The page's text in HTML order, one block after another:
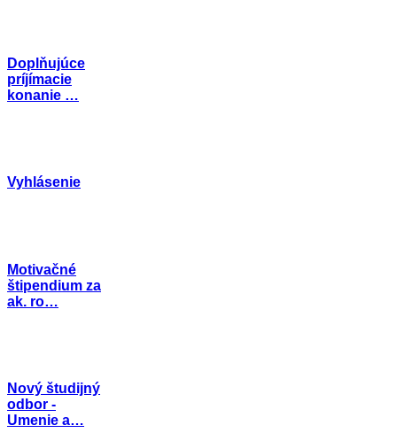
Doplňujúce
príjímacie
konanie …
Vyhlásenie
Motivačné
štipendium za
ak. ro…
Nový študijný
odbor -
Umenie a…